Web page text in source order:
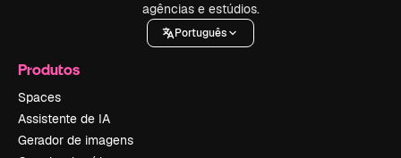
agências e estúdios.
Português
Produtos
Spaces
Assistente de IA
Gerador de imagens